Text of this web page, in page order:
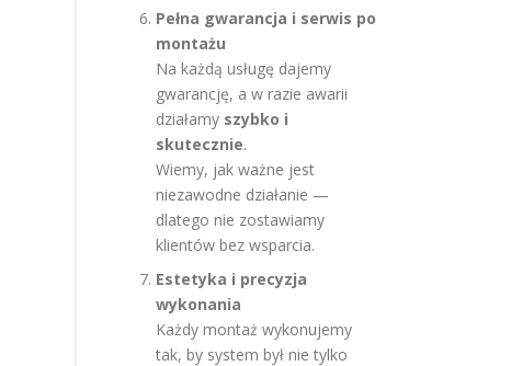
Pełna gwarancja i serwis po
montażu
Na każdą usługę dajemy
gwarancję, a w razie awarii
działamy szybko i
skutecznie.
Wiemy, jak ważne jest
niezawodne działanie —
dlatego nie zostawiamy
klientów bez wsparcia.
Estetyka i precyzja
wykonania
Każdy montaż wykonujemy
tak, by system był nie tylko